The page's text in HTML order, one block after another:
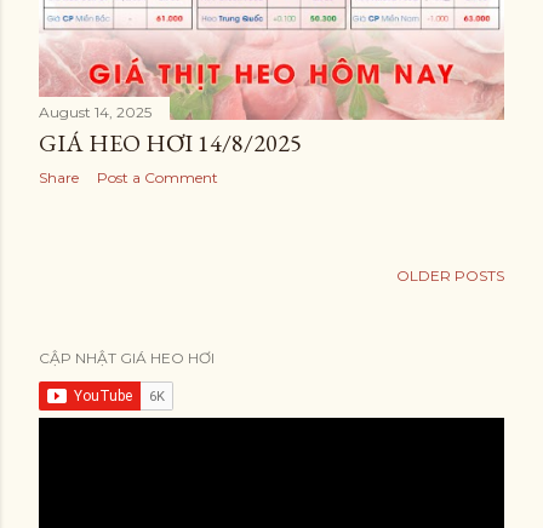
August 14, 2025
GIÁ HEO HƠI 14/8/2025
Share Post a Comment
OLDER POSTS
CẬP NHẬT GIÁ HEO HƠI